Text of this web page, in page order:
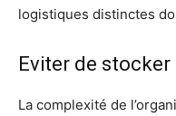
logistiques distinctes
Eviter de stocker
La complexité de